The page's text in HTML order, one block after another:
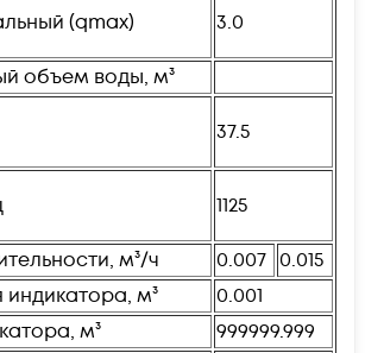
(qmax) 3.0
объем воды, м³
37.5
1125
м³/ч 0.007 0.015
м³
0.001
м³
999999.999